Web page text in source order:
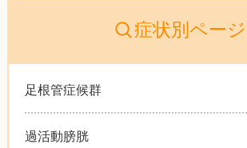
症状別ページ
足根管症候群
過活動膀胱